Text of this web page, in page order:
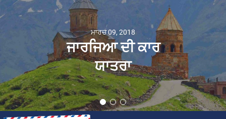
ਮਾਰਚ 09, 2018
ਜਾਰਜਿਆ ਦੀ ਕਾਰ
ਯਾਤਰਾ